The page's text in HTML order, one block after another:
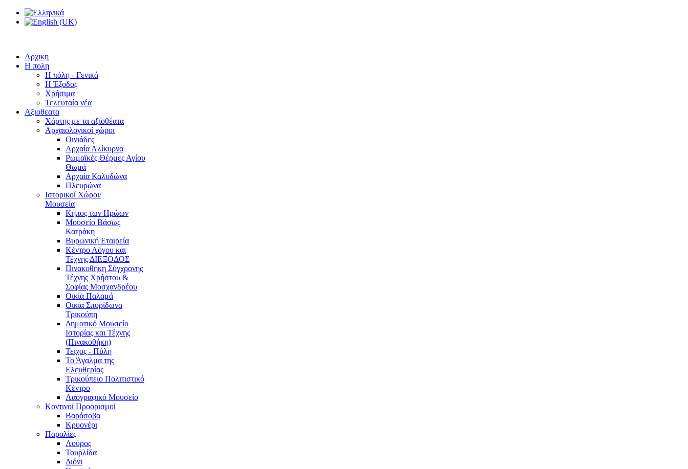
Αρχικη
Η πολη
Η πόλη - Γενικά
Η Έξοδος
Χρήσιμα
Τελευταία νέα
Αξιοθεατα
Χάρτης με τα αξιοθέατα
Αρχαιολογικοί χώροι
Οινιάδες
Αρχαία Αλίκυρνα
Ρωμαϊκές Θέρμες Αγίου
Θωμά
Αρχαία Καλυδώνα
Πλευρώνα
Ιστορικοί Χώροι/
Μουσεία
Κήπος των Ηρώων
Μουσείο Βάσως
Κατράκη
Βυρωνική Εταιρεία
Κέντρο Λόγου και
Τέχνης ΔΙΕΞΟΔΟΣ
Πινακοθήκη Σύγχρονης
Τέχνης Χρήστου &
Σοφίας Μοσχανδρέου
Οικία Παλαμά
Οικία Σπυρίδωνα
Τρικούπη
Δημοτικό Μουσείο
Ιστορίας και Τέχνης
(Πινακοθήκη)
Τείχος - Πύλη
Το Άγαλμα της
Ελευθερίας
Τρικούπειο Πολιτιστικό
Κέντρο
Λαογραφικό Μουσείο
Κοντινοί Προορισμοί
Βαράσοβα
Κρυονέρι
Παραλίες
Λούρος
Τουρλίδα
Διόνι